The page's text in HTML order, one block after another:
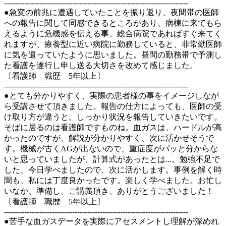
-------------------------------------------------------------------------
●急変の前兆に遭遇していたことを振り返り、夜間帯の医師
への報告に関して同感できるところがあり、病棟に来てもら
えるように危機感を伝える事、総合病院であればすぐ来てく
れますが、療養型に近い病院に勤務していると、非常勤医師
に気を遣っていたように思いました。昼間の勤務帯で予測し
た看護を遂行し申し送る大切さを改めて感じました。
〔看護師 職歴 5年以上〕
-------------------------------------------------------------------------
●とても分かりやすく、実際の患者様の事をイメージしなが
ら受講させて頂きました。報告の仕方によっても、医師の受
け取り方が違うと。しっかり状況を報告していきたいです。
そばに居るのは看護師ですものね。血ガスは、ハードルが高
かったのですが、解説が分かりやすく、次に活かせそうで
す。機械が古くAGが出ないので、重症度がパッと分からな
いと思っていましたが、計算式があったとは...。勉強不足で
した、今日学べましたので、次に活かします。事例を解く時
間も、私には丁度良かったです。楽しく学べました。お忙し
いなか、準備し、ご講義頂き、ありがとうございました！
〔看護師 職歴 5年以上〕
-------------------------------------------------------------------------
●苦手な血ガスデータを実際にアセスメントし理解が深めれ